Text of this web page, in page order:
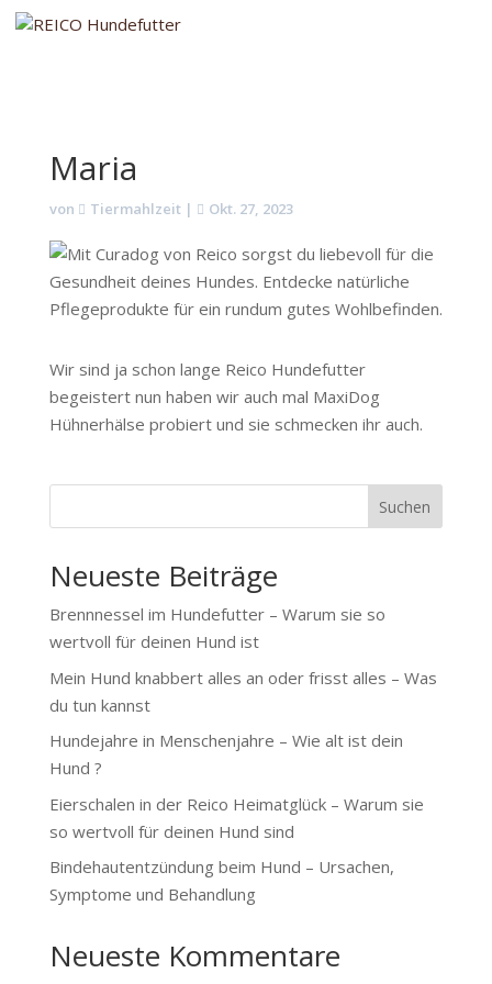
Maria
von Tiermahlzeit| Okt. 27, 2023
Wir sind ja schon lange Reico Hundefutter
begeistert nun haben wir auch mal MaxiDog
Hühnerhälse probiert und sie schmecken ihr auch.
Suchen
Neueste Beiträge
Brennnessel im Hundefutter – Warum sie so
wertvoll für deinen Hund ist
Mein Hund knabbert alles an oder frisst alles – Was
du tun kannst
Hundejahre in Menschenjahre – Wie alt ist dein
Hund ?
Eierschalen in der Reico Heimatglück – Warum sie
so wertvoll für deinen Hund sind
Bindehautentzündung beim Hund – Ursachen,
Symptome und Behandlung
Neueste Kommentare